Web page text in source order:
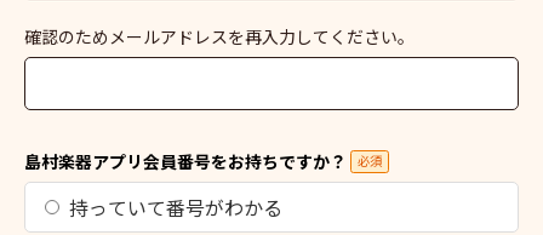
確認のためメールアドレスを再入力してください。
島村楽器アプリ会員番号をお持ちですか？ 必須
持っていて番号がわかる